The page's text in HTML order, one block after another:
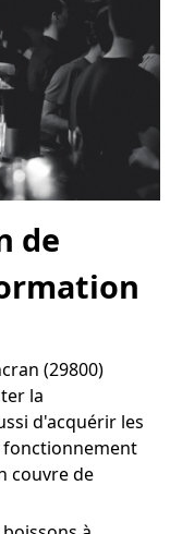
de
(29800)
la
d'acquérir les
fonctionnement
couvre de